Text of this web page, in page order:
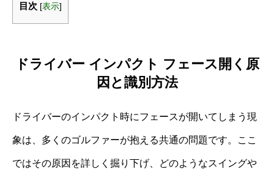
目次 [表示]
ドライバー インパクト フェース開く原
因と識別方法
ドライバーのインパクト時にフェースが開いてしまう現
象は、多くのゴルファーが抱える共通の問題です。ここ
ではその原因を詳しく掘り下げ、どのようなスイングや